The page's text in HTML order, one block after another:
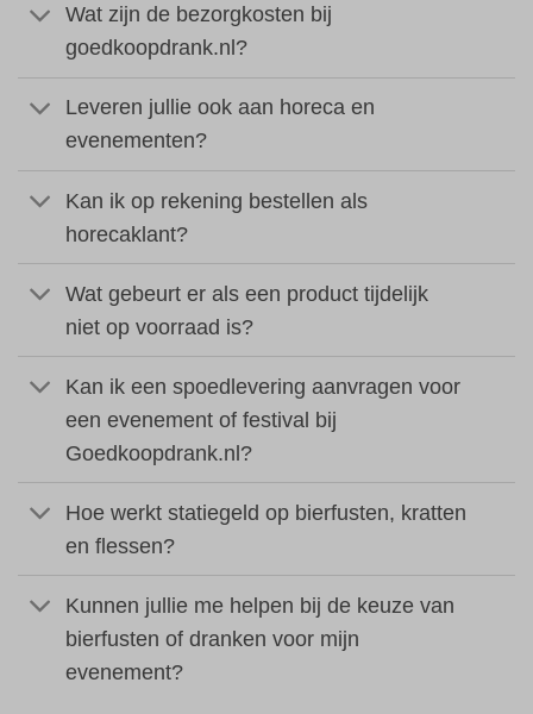
Wat zijn de bezorgkosten bij
goedkoopdrank.nl?
Leveren jullie ook aan horeca en
evenementen?
Kan ik op rekening bestellen als
horecaklant?
Wat gebeurt er als een product tijdelijk
niet op voorraad is?
Kan ik een spoedlevering aanvragen voor
een evenement of festival bij
Goedkoopdrank.nl?
Hoe werkt statiegeld op bierfusten, kratten
en flessen?
Kunnen jullie me helpen bij de keuze van
bierfusten of dranken voor mijn
evenement?